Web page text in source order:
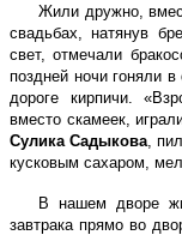
Жили дружно,
свадьбах, натянув
свет, отмечали
поздней ночи гоняли
дороге кирпичи.
вместо скамеек,
Сулика Садыкова ,
кусковым сахаром,
В нашем дворе
завтрака прямо во